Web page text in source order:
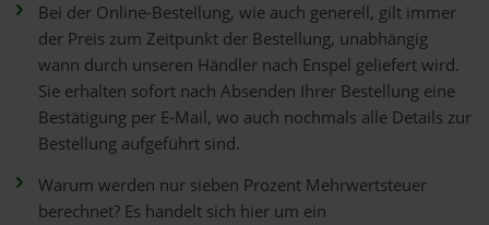
Bei der Online-Bestellung, wie auch generell, gilt immer
der Preis zum Zeitpunkt der Bestellung, unabhängig
wann durch unseren Händler nach Enspel geliefert wird.
Sie erhalten sofort nach Absenden Ihrer Bestellung eine
Bestätigung per E-Mail, wo auch nochmals alle Details zur
Bestellung aufgeführt sind.
Warum werden nur sieben Prozent Mehrwertsteuer
berechnet? Es handelt sich hier um ein